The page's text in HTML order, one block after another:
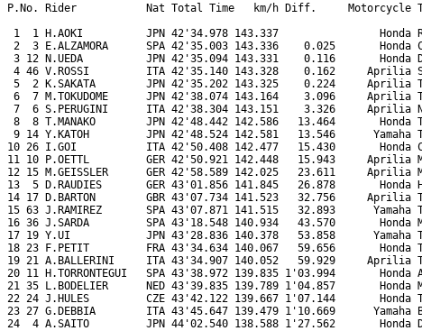
P.No. Rider           Nat Total Time   km/h Diff.     Motorcycle
1  1 H.AOKI          JPN 42'34.978 143.337                Honda
2  3 E.ALZAMORA      SPA 42'35.003 143.336    0.025       Honda
3 12 N.UEDA          JPN 42'35.094 143.331    0.116       Honda
4 46 V.ROSSI         ITA 42'35.140 143.328    0.162     Aprilia
5  2 K.SAKATA        JPN 42'35.202 143.325    0.224     Aprilia
6  7 M.TOKUDOME      JPN 42'38.074 143.164    3.096     Aprilia
7  6 S.PERUGINI      ITA 42'38.304 143.151    3.326     Aprilia
8  8 T.MANAKO        JPN 42'48.442 142.586   13.464       Honda
9 14 Y.KATOH         JPN 42'48.524 142.581   13.546      Yamaha
10 26 I.GOI           ITA 42'50.408 142.477   15.430       Honda
11 10 P.OETTL         GER 42'50.921 142.448   15.943     Aprilia
12 15 M.GEISSLER      GER 42'58.589 142.025   23.611     Aprilia
13  5 D.RAUDIES       GER 43'01.856 141.845   26.878       Honda
14 17 D.BARTON        GBR 43'07.734 141.523   32.756     Aprilia
15 63 J.RAMIREZ       SPA 43'07.871 141.515   32.893      Yamaha
16 36 J.SARDA         SPA 43'18.548 140.934   43.570       Honda
17 19 Y.UI            JPN 43'28.836 140.378   53.858      Yamaha
18 23 F.PETIT         FRA 43'34.634 140.067   59.656       Honda
19 21 A.BALLERINI     ITA 43'34.907 140.052   59.929     Aprilia
20 11 H.TORRONTEGUI   SPA 43'38.972 139.835 1'03.994       Honda
21 35 L.BODELIER      NED 43'39.835 139.789 1'04.857       Honda
22 24 J.HULES         CZE 43'42.122 139.667 1'07.144       Honda
23 27 G.DEBBIA        ITA 43'45.647 139.479 1'10.669      Yamaha
24  4 A.SAITO         JPN 44'02.540 138.588 1'27.562       Honda